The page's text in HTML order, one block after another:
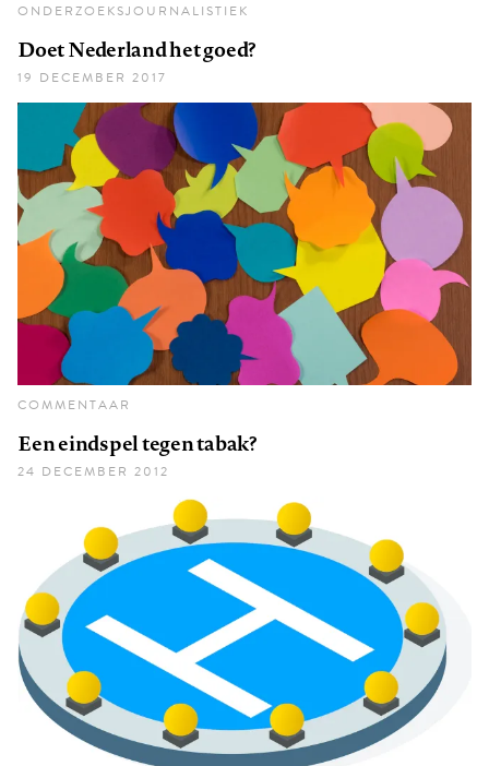
ONDERZOEKSJOURNALISTIEK
Doet Nederland het goed?
19 DECEMBER 2017
COMMENTAAR
Een eindspel tegen tabak?
24 DECEMBER 2012